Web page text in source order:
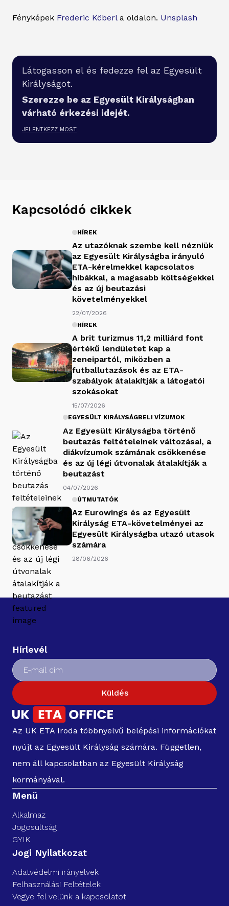
Fényképek Frederic Köberla oldalon. Unsplash
Látogasson el és fedezze fel az Egyesült
Királyságot.
Szerezze be az Egyesült Királyságban
várható érkezési idejét.
JELENTKEZZ MOST
Kapcsolódó cikkek
HÍREK
Az utazóknak szembe kell nézniük
az Egyesült Királyságba irányuló
ETA-kérelmekkel kapcsolatos
hibákkal, a magasabb költségekkel
és az új beutazási
követelményekkel
22/07/2026
HÍREK
A brit turizmus 11,2 milliárd font
értékű lendületet kap a
zeneipartól, miközben a
futballutazások és az ETA-
szabályok átalakítják a látogatói
szokásokat
15/07/2026
EGYESÜLT KIRÁLYSÁGBELI VÍZUMOK
Az Egyesült Királyságba történő
beutazás feltételeinek változásai, a
diákvízumok számának csökkenése
és az új légi útvonalak átalakítják a
beutazást
04/07/2026
ÚTMUTATÓK
Az Eurowings és az Egyesült
Királyság ETA-követelményei az
Egyesült Királyságba utazó utasok
számára
28/06/2026
Hírlevél
Küldés
Az UK ETA Iroda többnyelvű belépési információkat
nyújt az Egyesült Királyság számára. Független,
nem áll kapcsolatban az Egyesült Királyság
kormányával.
Menü
Alkalmaz
Jogosultság
GYIK
Jogi Nyilatkozat
Adatvédelmi irányelvek
Felhasználási Feltételek
Vegye fel velünk a kapcsolatot